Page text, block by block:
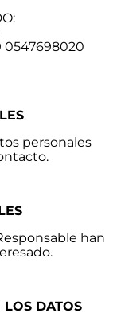
0547698020
personales
han
DATOS